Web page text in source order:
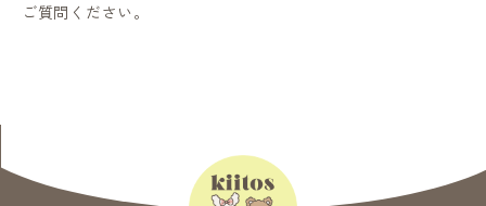
ご質問ください。